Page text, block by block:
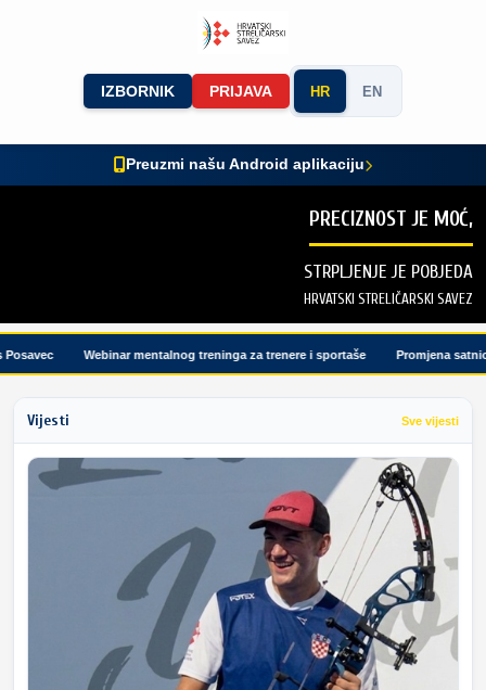
IZBORNIK PRIJAVA HR EN
Preuzmi našu Android aplikaciju
PRECIZNOST JE MOĆ,
STRPLJENJE JE POBJEDA
HRVATSKI STRELIČARSKI SAVEZ
Webinar mentalnog treninga za trenere i sportaše Promjena satnice
Vijesti Sve vijesti